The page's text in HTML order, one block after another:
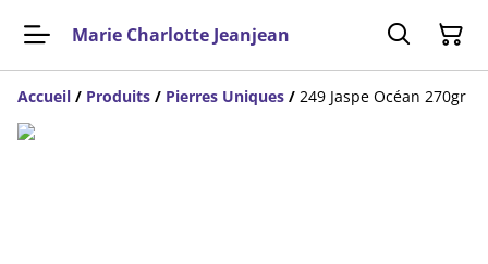
Marie Charlotte Jeanjean
Accueil / Produits / Pierres Uniques / 249 Jaspe Océan 270gr